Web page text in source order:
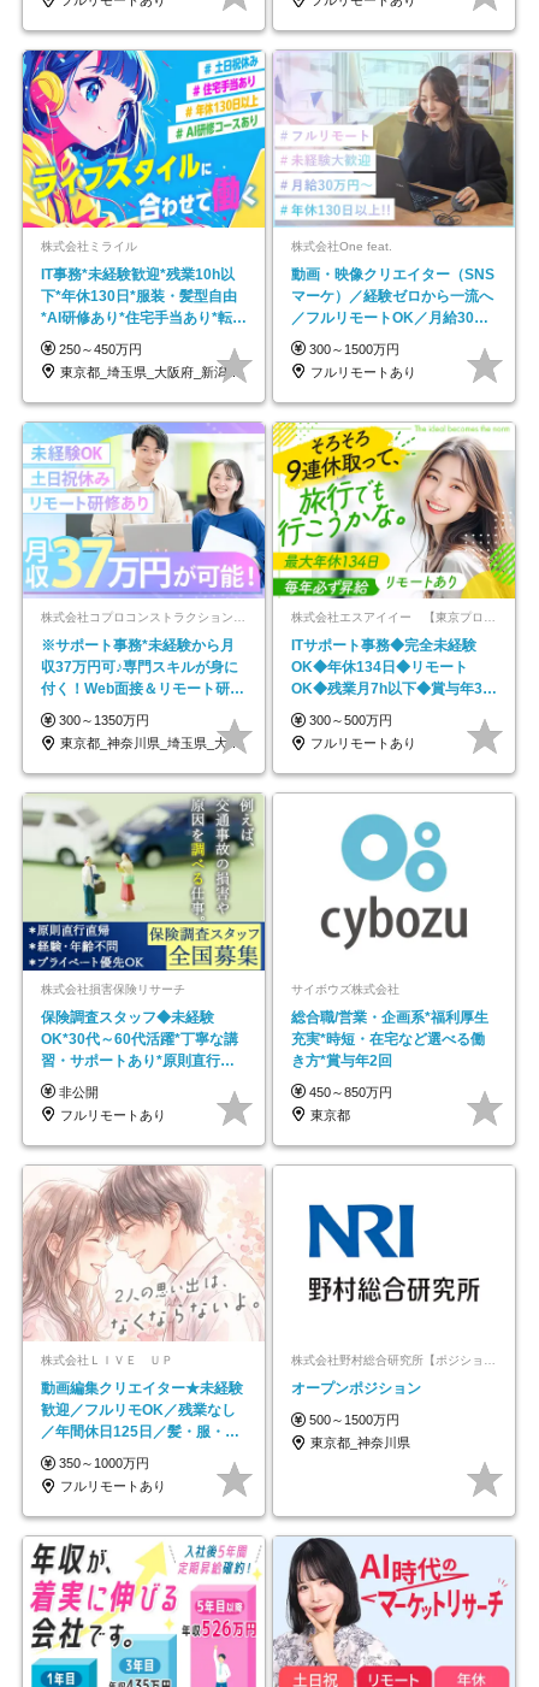
株式会社ミライル
IT事務*未経験歓迎*残業10h以
下*年休130日*服装・髪型自由
*AI研修あり*住宅手当あり*転勤
なし
250～450万円
東京都_埼玉県_大阪府_新潟県_福岡県
株式会社One feat.
動画・映像クリエイター（SNS
マーケ）／経験ゼロから一流へ
／フルリモートOK／月給30万
円～／年休130日以上
300～1500万円
フルリモートあり
※サポート事務*未経験から月
収37万円可♪専門スキルが身に
付く！Web面接＆リモート研修
も充実♪/a
300～1350万円
東京都_神奈川県_埼玉県_大阪府_愛知県…
ITサポート事務◆完全未経験
OK◆年休134日◆リモート
OK◆残業月7h以下◆賞与年3回
◆5年目まで必ず昇給
300～500万円
フルリモートあり
株式会社損害保険リサーチ
保険調査スタッフ◆未経験
OK*30代～60代活躍*丁寧な講
習・サポートあり*原則直行直
帰／全国募集・業務委託
非公開
フルリモートあり
サイボウズ株式会社
総合職/営業・企画系*福利厚生
充実*時短・在宅など選べる働
き方*賞与年2回
450～850万円
東京都
株式会社ＬＩＶＥ ＵＰ
動画編集クリエイター★未経験
歓迎／フルリモOK／残業なし
／年間休日125日／髪・服・ネ
イル自由／研修充実で安心
350～1000万円
フルリモートあり
オープンポジション
500～1500万円
東京都_神奈川県